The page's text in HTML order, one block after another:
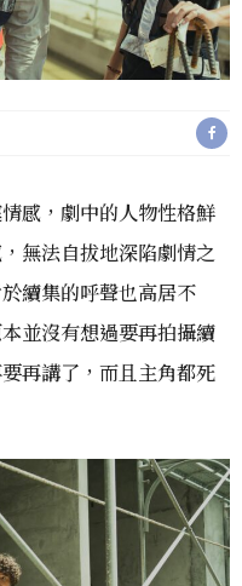
感，劇中的人物性格鮮
無法自拔地深陷劇情之
續集的呼聲也高居不
並沒有想過要再拍攝續
再講了，而且主角都死